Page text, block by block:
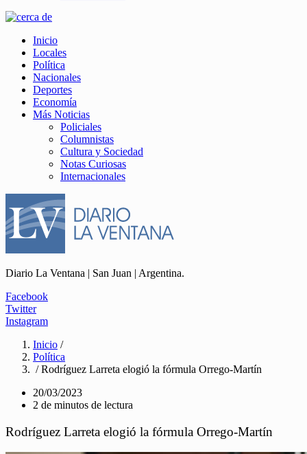
Inicio
Locales
Política
Nacionales
Deportes
Economía
Más Noticias
Policiales
Columnistas
Cultura y Sociedad
Notas Curiosas
Internacionales
Diario La Ventana | San Juan | Argentina.
Facebook
Twitter
Instagram
Inicio /
Política
/ Rodríguez Larreta elogió la fórmula Orrego-Martín
20/03/2023
2 de minutos de lectura
Rodríguez Larreta elogió la fórmula Orrego-Martín